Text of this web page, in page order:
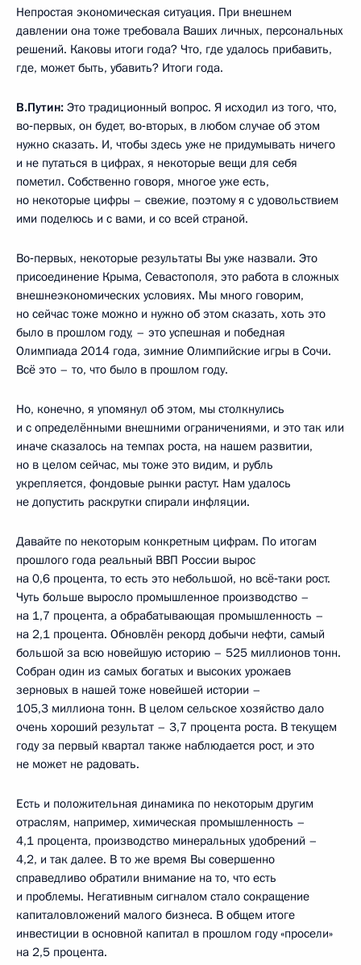
Непростая экономическая ситуация. При внешнем
давлении она тоже требовала Ваших личных, персональных
решений. Каковы итоги года? Что, где удалось прибавить,
где, может быть, убавить? Итоги года.
В.Путин: Это традиционный вопрос. Я исходил из того, что,
во‑первых, он будет, во‑вторых, в любом случае об этом
нужно сказать. И, чтобы здесь уже не придумывать ничего
и не путаться в цифрах, я некоторые вещи для себя
пометил. Собственно говоря, многое уже есть,
но некоторые цифры – свежие, поэтому я с удовольствием
ими поделюсь и с вами, и со всей страной.
Во‑первых, некоторые результаты Вы уже назвали. Это
присоединение Крыма, Севастополя, это работа в сложных
внешнеэкономических условиях. Мы много говорим,
но сейчас тоже можно и нужно об этом сказать, хоть это
было в прошлом году, – это успешная и победная
Олимпиада 2014 года, зимние Олимпийские игры в Сочи.
Всё это – то, что было в прошлом году.
Но, конечно, я упомянул об этом, мы столкнулись
и с определёнными внешними ограничениями, и это так или
иначе сказалось на темпах роста, на нашем развитии,
но в целом сейчас, мы тоже это видим, и рубль
укрепляется, фондовые рынки растут. Нам удалось
не допустить раскрутки спирали инфляции.
Давайте по некоторым конкретным цифрам. По итогам
прошлого года реальный ВВП России вырос
на 0,6 процента, то есть это небольшой, но всё‑таки рост.
Чуть больше выросло промышленное производство –
на 1,7 процента, а обрабатывающая промышленность –
на 2,1 процента. Обновлён рекорд добычи нефти, самый
большой за всю новейшую историю – 525 миллионов тонн.
Собран один из самых богатых и высоких урожаев
зерновых в нашей тоже новейшей истории –
105,3 миллиона тонн. В целом сельское хозяйство дало
очень хороший результат – 3,7 процента роста. В текущем
году за первый квартал также наблюдается рост, и это
не может не радовать.
Есть и положительная динамика по некоторым другим
отраслям, например, химическая промышленность –
4,1 процента, производство минеральных удобрений –
4,2, и так далее. В то же время Вы совершенно
справедливо обратили внимание на то, что есть
и проблемы. Негативным сигналом стало сокращение
капиталовложений малого бизнеса. В общем итоге
инвестиции в основной капитал в прошлом году «просели»
на 2,5 процента.